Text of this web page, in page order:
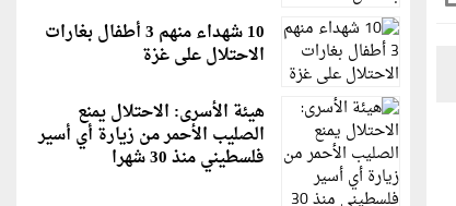
10 شهداء منهم 3 أطفال بغارات
الاحتلال على غزة
هيئة الأسرى: الاحتلال يمنع
الصليب الأحمر من زيارة أي أسير
فلسطيني منذ 30 شهرا